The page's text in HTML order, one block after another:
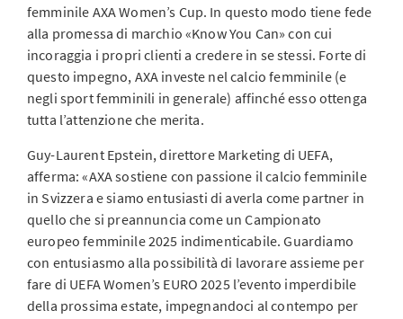
femminile AXA Women’s Cup. In questo modo tiene fede
alla promessa di marchio «Know You Can» con cui
incoraggia i propri clienti a credere in se stessi. Forte di
questo impegno, AXA investe nel calcio femminile (e
negli sport femminili in generale) affinché esso ottenga
tutta l’attenzione che merita.
Guy-Laurent Epstein, direttore Marketing di UEFA,
afferma: «AXA sostiene con passione il calcio femminile
in Svizzera e siamo entusiasti di averla come partner in
quello che si preannuncia come un Campionato
europeo femminile 2025 indimenticabile. Guardiamo
con entusiasmo alla possibilità di lavorare assieme per
fare di UEFA Women’s EURO 2025 l’evento imperdibile
della prossima estate, impegnandoci al contempo per